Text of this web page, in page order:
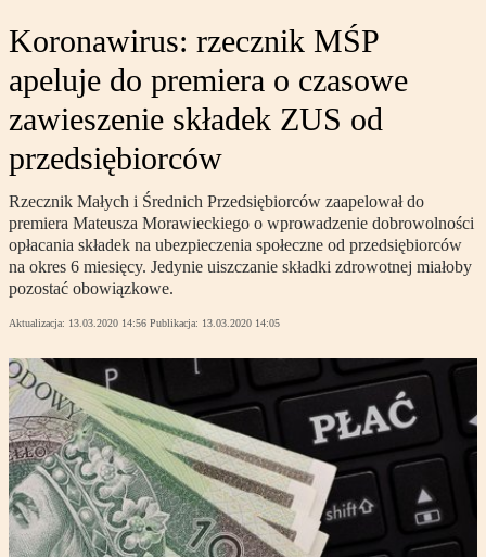
Koronawirus: rzecznik MŚP
apeluje do premiera o czasowe
zawieszenie składek ZUS od
przedsiębiorców
Rzecznik Małych i Średnich Przedsiębiorców zaapelował do
premiera Mateusza Morawieckiego o wprowadzenie dobrowolności
opłacania składek na ubezpieczenia społeczne od przedsiębiorców
na okres 6 miesięcy. Jedynie uiszczanie składki zdrowotnej miałoby
pozostać obowiązkowe.
Aktualizacja: 13.03.2020 14:56 Publikacja: 13.03.2020 14:05